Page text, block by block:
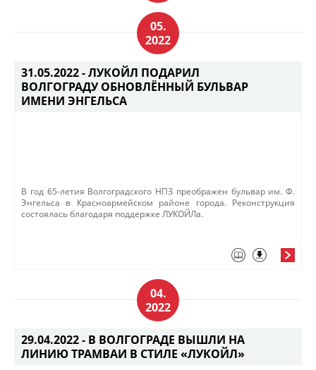
05.
2022
31.05.2022 -ЛУКОЙЛ ПОДАРИЛ
ВОЛГОГРАДУ ОБНОВЛЁННЫЙ БУЛЬВАР
ИМЕНИ ЭНГЕЛЬСА
​​​В год 65-летия Волгоградского НПЗ преображен бульвар им. Ф.
Энгельса в Красноармейском районе города. Реконструкция
состоялась благодаря поддержке ЛУКОЙЛа. ​ ​
04.
2022
29.04.2022 - В ВОЛГОГРАДЕ ВЫШЛИ НА
ЛИНИЮ ТРАМВАИ В СТИЛЕ «ЛУКОЙЛ»